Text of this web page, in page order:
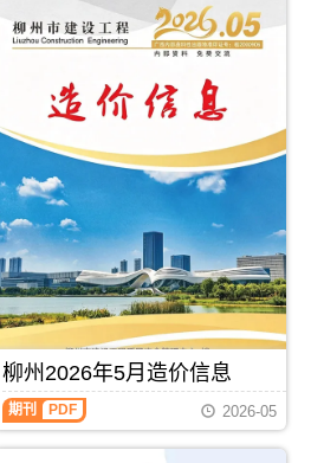
州
港、
浦
北
钦
州
市
造
价
信
期
刊
PDF
设
工
信
发
用
于
梧
州
工
程
投
资
估
算
编
制，
5
月
（百
建
设
工
程
造
价
信
息）
刊，
由
百
色
市
柳州2026年5月造价信息
柳
州
期刊 PDF 2026-05